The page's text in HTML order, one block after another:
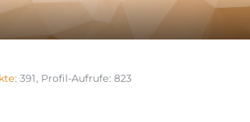
391 Profil-Aufrufe 823